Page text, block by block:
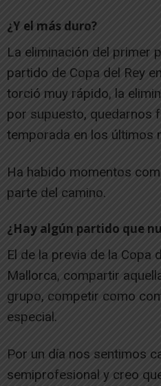
¿Y el más duro?
La eliminación del primer
partido de Copa del Rey
torció muy rápido, la
por supuesto, quedarnos
temporada en los últimos
Ha habido momentos
parte del camino.
¿Hay algún partido que
El de la previa de la Copa
Mallorca, compartir
grupo, competir como
especial.
Por un día nos sentimos
semiprofesional y creo